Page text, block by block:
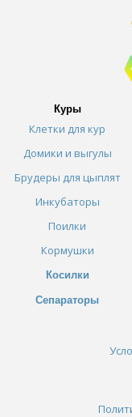
Куры
Клетки для кур
Домики и выгулы
Брудеры для цыплят
Инкубаторы
Поилки
Кормушки
Косилки
Сепараторы